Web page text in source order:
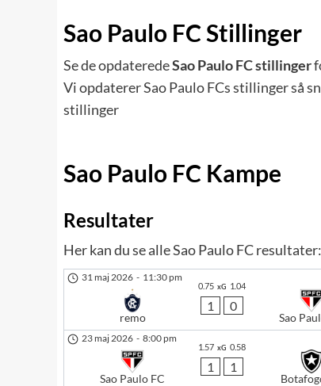
Sao Paulo FC Stillinger
Se de opdateredeSao Paulo FC stillinger
Vi opdaterer Sao Paulo FCs stillinger så
stillinger
Sao Paulo FC Kampe
Resultater
Her kan du se alle Sao Paulo FC resultater:
31 maj 2026 - 11:30 pm
remo
0.75 xG 1.04
1 0
Sao
23 maj 2026 - 8:00 pm
Sao Paulo FC
1.57 xG 0.58
1 1